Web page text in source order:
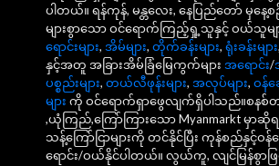
ပါတယ်။ ရန်ကုန်, မန္တလေး, နေပြည်တော် မှနေ့စ
များစွာသော ဝင်ရောက်ကြည့်ရှု့သူနှင့် ဝယ်သူမ
ရောင်းများ, အိမ်များ, တိုက်ခန်းများ, ရုံးခန်းများ,
နှင့်အတူ အခြားအိမ်ခြံမြေကွက်များ အရောင်း/
ပစ္စည်းများ, တယ်လီဖုန်းများ, အလုပ်များ, ဝန်
များ ကို ဝင်ရောက်ရှာဖွေလျက်ရှိပါသည်။စနစ်
,ယုံကြည်,ကြော်ကြားသော Myanmarkt မှာဆို
သန့်ကြော်ငြာများကို တင်နိုင်ပြီး ကုန်စည်နှင့်ဝန်
ရောင်း/ဝယ်နိုင်ပါတယ်။ လွယ်ကူ, လျင်မြန်စွာဖ